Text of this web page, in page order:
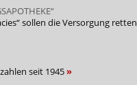
sollen die Versorgung retten
seit 1945